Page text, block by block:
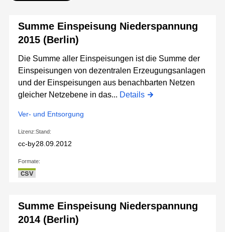
Summe Einspeisung Niederspannung
2015 (Berlin)
Die Summe aller Einspeisungen ist die Summe der
Einspeisungen von dezentralen Erzeugungsanlagen
und der Einspeisungen aus benachbarten Netzen
gleicher Netzebene in das... Details
Ver- und Entsorgung
Lizenz:
cc-by
Stand:
28.09.2012
Formate:
CSV
Summe Einspeisung Niederspannung
2014 (Berlin)